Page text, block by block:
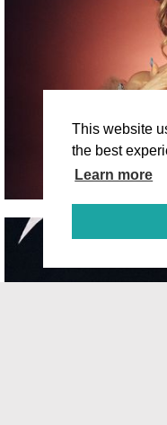
This website
the best
Learn more